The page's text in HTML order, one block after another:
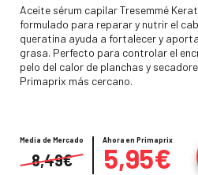
Descripción
Aceite sérum capilar Tresemmé
formulado para reparar y nutrir el
queratina ayuda a fortalecer y
grasa. Perfecto para controlar el
pelo del calor de planchas y
Primaprix más cercano.
Precio
Media de Mercado
8,49€
Ahora en Primaprix
5,95€